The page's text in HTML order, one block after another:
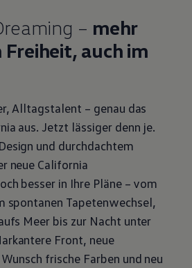
– mehr
auch im
Alltagstalent – genau das
aus. Jetzt lässiger denn je.
und durchdachtem
neue California
besser in Ihre Pläne – vom
spontanen Tapetenwechsel,
Meer bis zur Nacht unter
Front, neue
frische Farben und neu